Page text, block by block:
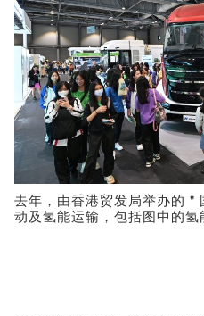
去年，由香港贸发局举办的
动及氢能运输，包括图中的氢